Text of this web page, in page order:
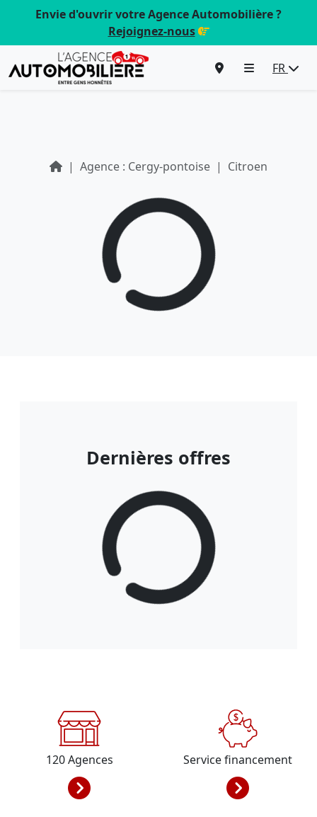
Envie d'ouvrir votre Agence Automobilière ?
Rejoignez-nous
FR
Agence : Cergy-pontoise Citroen
Dernières offres
120Agences Service financement